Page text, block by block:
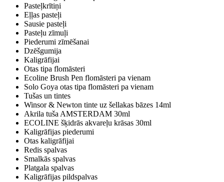
Pasteļkrītiņi
Eļļas pasteļi
Sausie pasteļi
Pasteļu zīmuļi
Piederumi zīmēšanai
Dzēšgumija
Kaligrāfijai
Otas tipa flomāsteri
Ecoline Brush Pen flomāsteri pa vienam
Solo Goya otas tipa flomāsteri pa vienam
Tušas un tintes
Winsor & Newton tinte uz šellakas bāzes 14ml
Akrila tuša AMSTERDAM 30ml
ECOLINE šķidrās akvareļu krāsas 30ml
Kaligrāfijas piederumi
Otas kaligrāfijai
Redis spalvas
Smalkās spalvas
Platgala spalvas
Kaligrāfijas pildspalvas